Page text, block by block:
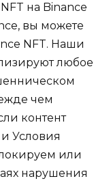
на Binance
вы можете
NFT. Наши
любое
чем
контент
Условия
или
нарушения